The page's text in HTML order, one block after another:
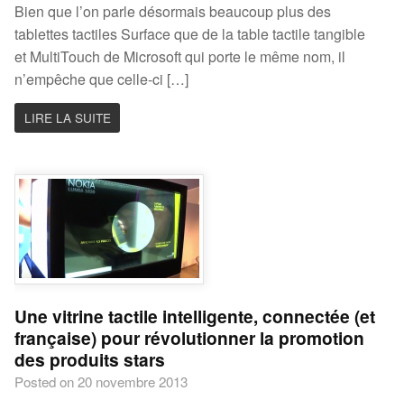
Bien que l’on parle désormais beaucoup plus des
tablettes tactiles Surface que de la table tactile tangible
et MultiTouch de Microsoft qui porte le même nom, il
n’empêche que celle-ci […]
LIRE LA SUITE
Une vitrine tactile intelligente, connectée (et
française) pour révolutionner la promotion
des produits stars
Posted on 20 novembre 2013